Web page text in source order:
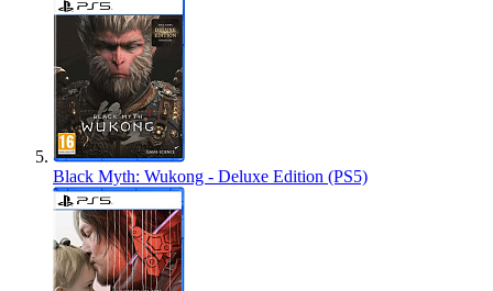
Black Myth: Wukong - Deluxe Edition (PS5)